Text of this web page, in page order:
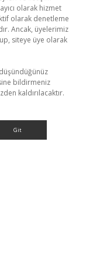
olarak hizmet
olarak denetleme
Ancak, üyelerimiz
siteye üye olarak
bildirmeniz
kaldırılacaktır.